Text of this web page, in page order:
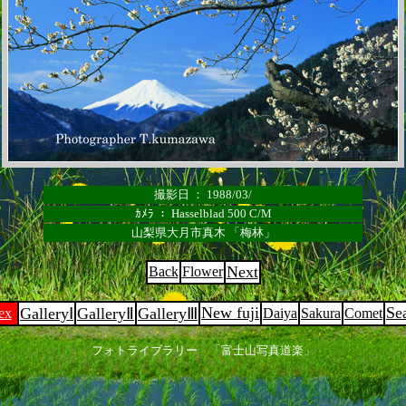
撮影日 ： 1988/03/
ｶﾒﾗ ： Hasselblad 500 C/M
山梨県大月市真木 「梅林」
Back Flower Next
GalleryⅠ GalleryⅡ GalleryⅢ New fuji Daiya Sakura Comet
フォトライブラリー 「富士山写真道楽」